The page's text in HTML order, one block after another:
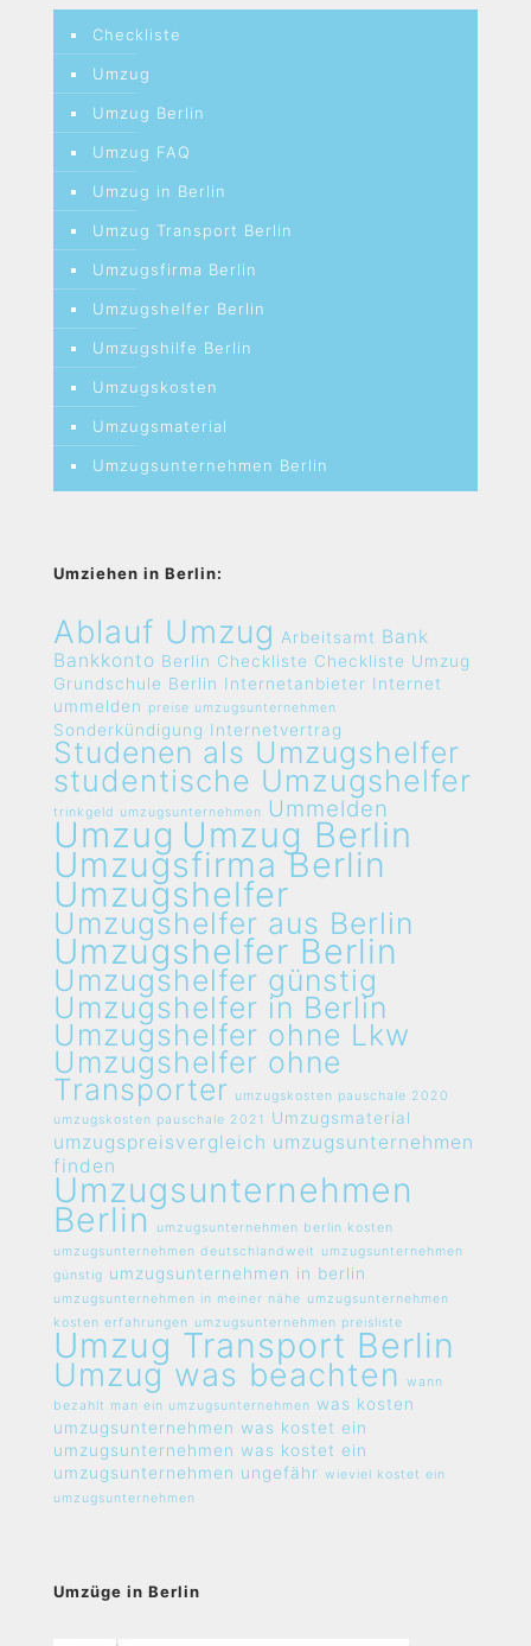
Checkliste
Umzug
Umzug Berlin
Umzug FAQ
Umzug in Berlin
Umzug Transport Berlin
Umzugsfirma Berlin
Umzugshelfer Berlin
Umzugshilfe Berlin
Umzugskosten
Umzugsmaterial
Umzugsunternehmen Berlin
Umziehen in Berlin:
Ablauf Umzug Arbeitsamt Bank
Bankkonto Berlin Checkliste Checkliste Umzug
Grundschule Berlin Internetanbieter Internet
ummelden
preise umzugsunternehmen
Sonderkündigung Internetvertrag
Studenen als Umzugshelfer
studentische Umzugshelfer
trinkgeld umzugsunternehmen Ummelden
Umzug Umzug Berlin
Umzugsfirma Berlin
Umzugshelfer
Umzugshelfer aus Berlin
Umzugshelfer Berlin
Umzugshelfer günstig
Umzugshelfer in Berlin
Umzugshelfer ohne Lkw
Umzugshelfer ohne
Transporter umzugskosten pauschale 2020
umzugskosten pauschale 2021
Umzugsmaterial
umzugspreisvergleich umzugsunternehmen
finden
Umzugsunternehmen
Berlin
umzugsunternehmen berlin kosten
umzugsunternehmen deutschlandweit
umzugsunternehmen
günstig umzugsunternehmen in berlin
umzugsunternehmen in meiner nähe umzugsunternehmen
kosten erfahrungen umzugsunternehmen preisliste
Umzug Transport Berlin
Umzug was beachten
wann
bezahlt man ein umzugsunternehmen was kosten
umzugsunternehmen was kostet ein
umzugsunternehmen was kostet ein
umzugsunternehmen ungefähr wieviel kostet ein
umzugsunternehmen
Umzüge in Berlin